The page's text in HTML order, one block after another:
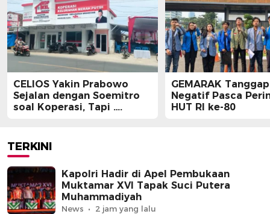
CELIOS Yakin Prabowo
Sejalan dengan Soemitro
soal Koperasi, Tapi ….
GEMARAK
Negatif Pasca
HUT RI ke-80
TERKINI
Kapolri Hadir di Apel Pembukaan
Muktamar XVI Tapak Suci Putera
Muhammadiyah
News 2 jam yang lalu